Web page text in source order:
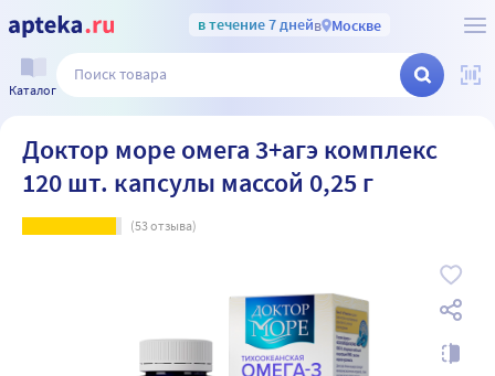
в течение 7 днейв Москве
Каталог
Доктор море омега 3+агэ комплекс
120 шт. капсулы массой 0,25 г
(53отзыва)